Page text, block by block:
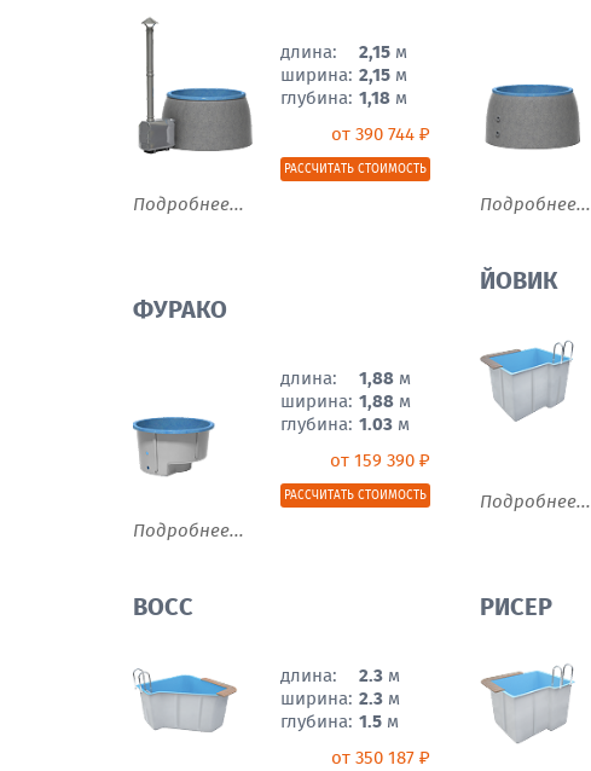
Подробнее...
длина: 2,15 м
ширина: 2,15 м
глубина: 1,18 м
от 390 744 ₽
РАССЧИТАТЬ СТОИМОСТЬ
Подробнее...
ФУРАКО
Подробнее...
длина: 1,88 м
ширина: 1,88 м
глубина: 1.03 м
от 159 390 ₽
РАССЧИТАТЬ СТОИМОСТЬ
ЙОВИК
Подробнее...
ВОСС
длина: 2.3 м
ширина: 2.3 м
глубина: 1.5 м
от 350 187 ₽
РИСЕР